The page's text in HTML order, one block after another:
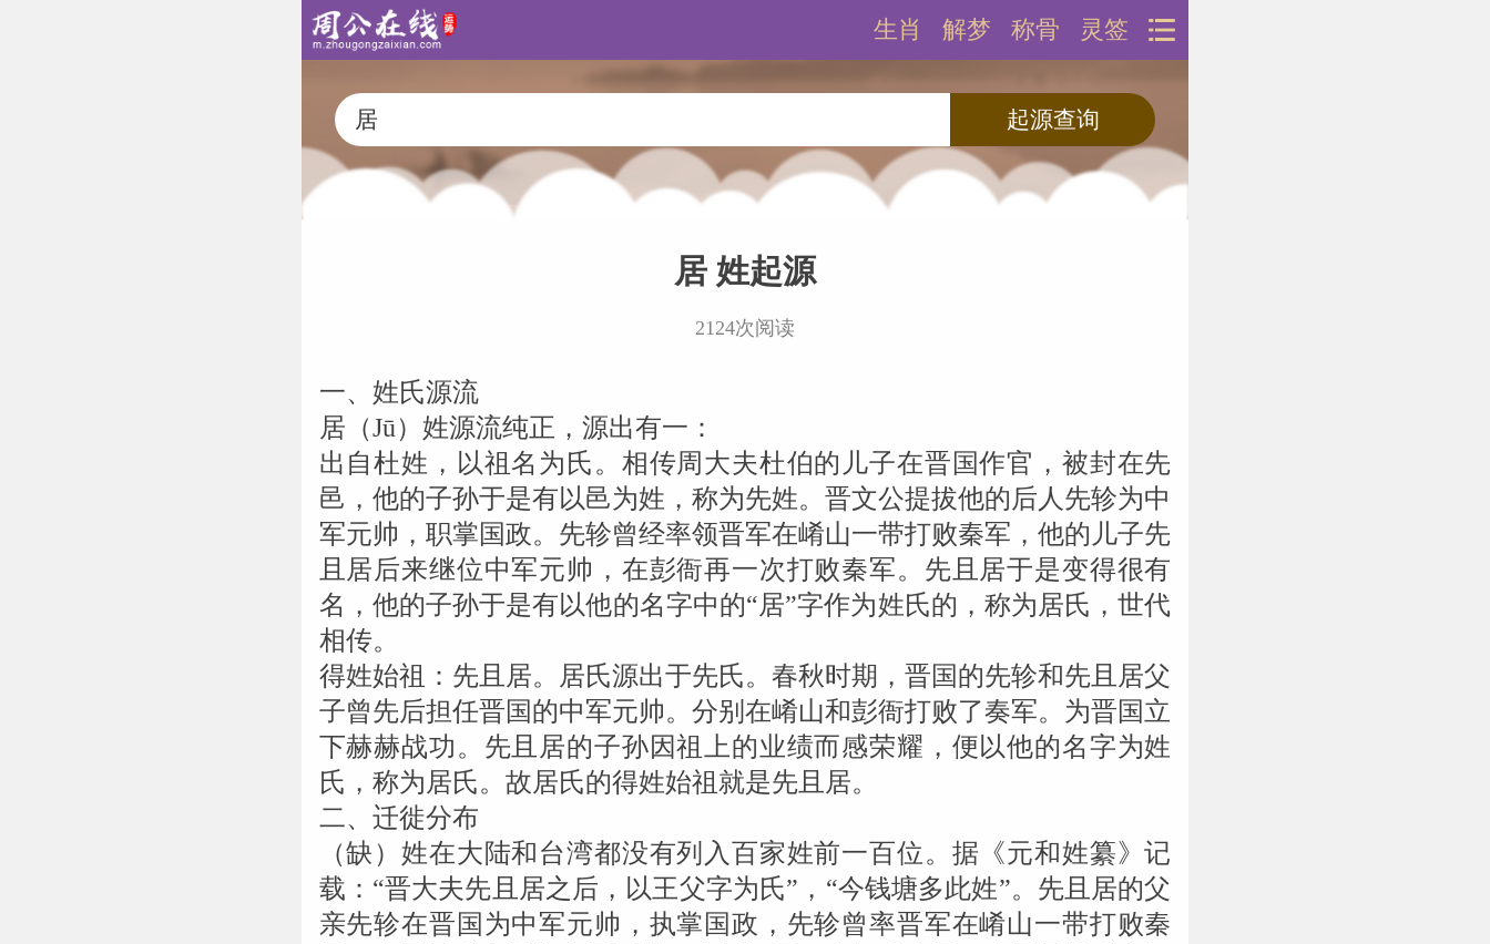
灵签
称骨
解梦
生肖
居 姓起源
2124次阅读
一、姓氏源流
居（Jū）姓源流纯正，源出有一：
出自杜姓，以祖名为氏。相传周大夫杜伯的儿子在晋国作官，被封在先
邑，他的子孙于是有以邑为姓，称为先姓。晋文公提拔他的后人先轸为中
军元帅，职掌国政。先轸曾经率领晋军在崤山一带打败秦军，他的儿子先
且居后来继位中军元帅，在彭衙再一次打败秦军。先且居于是变得很有
名，他的子孙于是有以他的名字中的“居”字作为姓氏的，称为居氏，世代
相传。
得姓始祖：先且居。居氏源出于先氏。春秋时期，晋国的先轸和先且居父
子曾先后担任晋国的中军元帅。分别在崤山和彭衙打败了奏军。为晋国立
下赫赫战功。先且居的子孙因祖上的业绩而感荣耀，便以他的名字为姓
氏，称为居氏。故居氏的得姓始祖就是先且居。
二、迁徙分布
（缺）姓在大陆和台湾都没有列入百家姓前一百位。据《元和姓纂》记
载：“晋大夫先且居之后，以王父字为氏”，“今钱塘多此姓”。先且居的父
亲先轸在晋国为中军元帅，执掌国政，先轸曾率晋军在崤山一带打败秦